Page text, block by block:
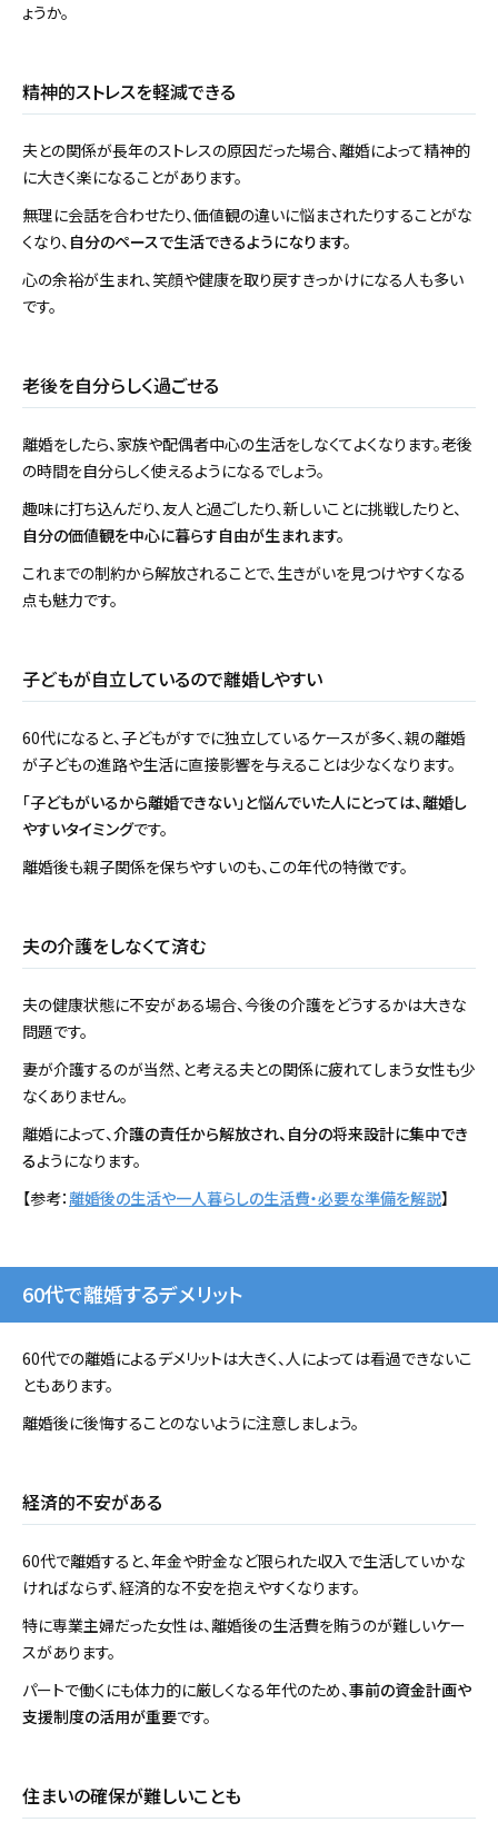
ょうか。
精神的ストレスを軽減できる
夫との関係が長年のストレスの原因だった場合、離婚によって精神的
に大きく楽になることがあります。
無理に会話を合わせたり、価値観の違いに悩まされたりすることがな
くなり、 自分のペースで生活できるようになります。
心の余裕が生まれ、笑顔や健康を取り戻すきっかけになる人も多い
です。
老後を自分らしく過ごせる
離婚をしたら、家族や配偶者中心の生活をしなくてよくなります。老後
の時間を自分らしく使えるようになるでしょう。
趣味に打ち込んだり、友人と過ごしたり、新しいことに挑戦したりと、
自分の価値観を中心に暮らす自由が生まれます。
これまでの制約から解放されることで、生きがいを見つけやすくなる
点も魅力です。
子どもが自立しているので離婚しやすい
60代になると、子どもがすでに独立しているケースが多く、親の離婚
が子どもの進路や生活に直接影響を与えることは少なくなります。
「子どもがいるから離婚できない」と悩んでいた人にとっては、離婚し
やすいタイミングです。
離婚後も親子関係を保ちやすいのも、この年代の特徴です。
夫の介護をしなくて済む
夫の健康状態に不安がある場合、今後の介護をどうするかは大きな
問題です。
妻が介護するのが当然、と考える夫との関係に疲れてしまう女性も少
なくありません。
離婚によって、介護の責任から解放され、自分の将来設計に集中でき
るようになります。
【参考： 離婚後の生活や一人暮らしの生活費・必要な準備を解説】
60代で離婚するデメリット
60代での離婚によるデメリットは大きく、人によっては看過できないこ
ともあります。
離婚後に後悔することのないように注意しましょう。
経済的不安がある
60代で離婚すると、年金や貯金など限られた収入で生活していかな
ければならず、経済的な不安を抱えやすくなります。
特に専業主婦だった女性は、離婚後の生活費を賄うのが難しいケー
スがあります。
パートで働くにも体力的に厳しくなる年代のため、事前の資金計画や
支援制度の活用が重要です。
住まいの確保が難しいことも